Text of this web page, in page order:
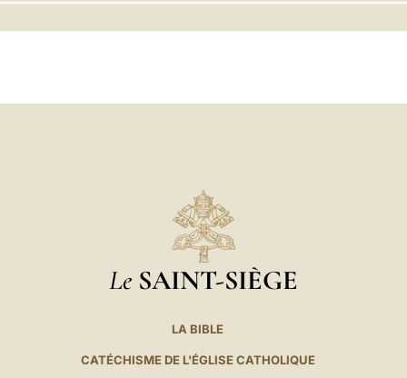
Le SAINT-SIÈGE
LA BIBLE
CATÉCHISME DE L'ÉGLISE CATHOLIQUE